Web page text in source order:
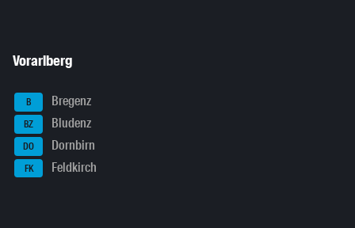
Vorarlberg
B Bregenz
BZ Bludenz
DO Dornbirn
FK Feldkirch